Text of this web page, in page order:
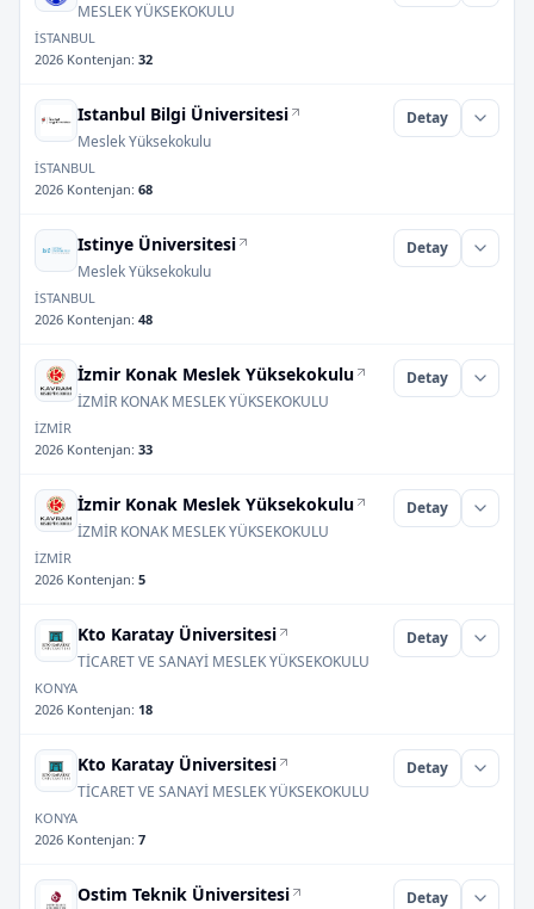
MESLEK YÜKSEKOKULU
İSTANBUL
2026 Kontenjan: 32
Istanbul Bilgi Üniversitesi
Meslek Yüksekokulu
Detay
İSTANBUL
2026 Kontenjan: 68
Istinye Üniversitesi
Meslek Yüksekokulu
Detay
İSTANBUL
2026 Kontenjan: 48
İzmir Konak Meslek Yüksekokulu
İZMİR KONAK MESLEK YÜKSEKOKULU
Detay
İZMİR
2026 Kontenjan: 33
İzmir Konak Meslek Yüksekokulu
İZMİR KONAK MESLEK YÜKSEKOKULU
Detay
İZMİR
2026 Kontenjan: 5
Kto Karatay Üniversitesi
TİCARET VE SANAYİ MESLEK YÜKSEKOKULU
Detay
KONYA
2026 Kontenjan: 18
Kto Karatay Üniversitesi
TİCARET VE SANAYİ MESLEK YÜKSEKOKULU
Detay
KONYA
2026 Kontenjan: 7
Ostim Teknik Üniversitesi Detay